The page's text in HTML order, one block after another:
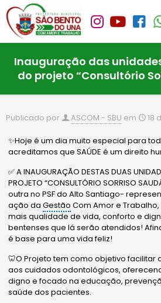
Inauguração das
do projeto “Consultório
Publicado por ASCOM - SBU em 18
✨Hoje é um dia muito especial para
acreditamos que SAÚDE é um direito
✅ A INAUGURAÇÃO DESTAS DUAS
PROJETO “CONSULTÓRIO SORRISO
outra no PSF do Alto Santiago-
ação daGestão Com Amor e
mais qualidade de vida, conforto e
bentenses que lá serão atendidos!
é base para uma vida feliz!
🦷O Projeto tem como objetivo
aos cuidados odontológicos,
digno e focado na educação,
saúde dos pacientes.